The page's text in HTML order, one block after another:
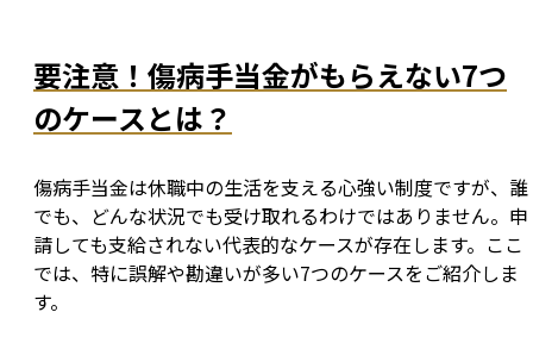
要注意！傷病手当金がもらえない7つ
のケースとは？
傷病手当金は休職中の生活を支える心強い制度ですが、誰
でも、どんな状況でも受け取れるわけではありません。申
請しても支給されない代表的なケースが存在します。ここ
では、特に誤解や勘違いが多い7つのケースをご紹介しま
す。